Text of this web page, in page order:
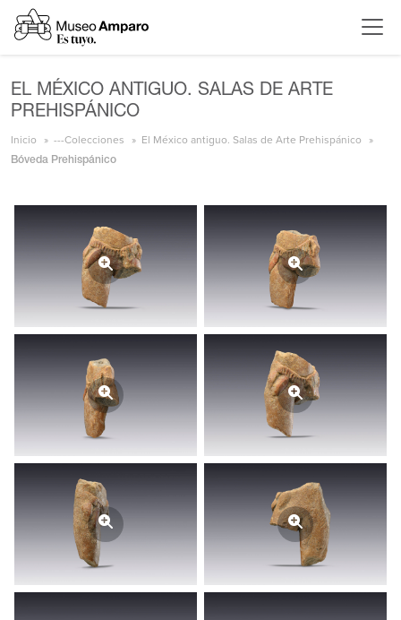
EL MÉXICO ANTIGUO. SALAS DE ARTE
PREHISPÁNICO
Inicio ---Colecciones El México antiguo. Salas de Arte Prehispánico
Bóveda Prehispánico